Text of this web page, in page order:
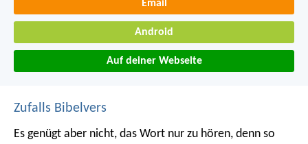
Email
Android
Auf deiner Webseite
Zufalls Bibelvers
Es genügt aber nicht, das Wort nur zu hören, denn so